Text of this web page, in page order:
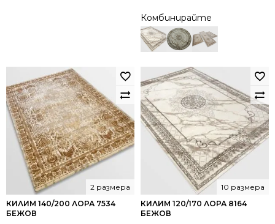
Комбинирайте
КИЛИМ 140/200 ЛОРА 7534
БЕЖОВ
2 размера
КИЛИМ 120/170 ЛОРА 8164
БЕЖОВ
10 размера